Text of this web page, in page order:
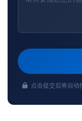
点击提交后将自动